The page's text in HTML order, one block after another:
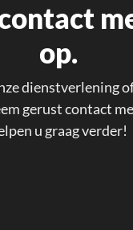
op.
dienstverlening
gerust contact
u graag verder!